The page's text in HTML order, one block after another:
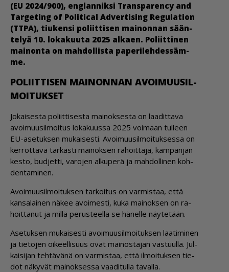
(EU 2024/900), eng­lan­nik­si Trans­pa­ren­cy and
Tar­ge­ting of Po­li­ti­cal Ad­ver­ti­sing Re­gu­la­ti­on
(TTPA), tiu­ken­si po­liit­ti­sen mai­non­nan sään­
te­lyä 10. lo­ka­kuu­ta 2025 al­ka­en. Po­liit­ti­nen
mai­non­ta on mah­dol­lis­ta pa­pe­ri­leh­des­säm­
me.
PO­LIIT­TI­SEN MAI­NON­NAN AVOI­MUU­SIL­
MOI­TUK­SET
Jo­kai­ses­ta po­liit­ti­ses­ta mai­nok­ses­ta on laa­dit­ta­va
avoi­muu­sil­moi­tus lo­ka­kuus­sa 2025 voi­maan tul­leen
EU-ase­tuk­sen mu­kai­ses­ti. Avoi­muu­sil­moi­tuk­ses­sa on
ker­rot­ta­va tar­kas­ti mai­nok­sen ra­hoit­ta­ja, kam­pan­jan
kes­to, bud­jet­ti, va­ro­jen al­ku­pe­rä ja mah­dol­li­nen koh­
den­ta­mi­nen.
Avoi­muu­sil­moi­tuk­sen tar­koi­tus on var­mis­taa, et­tä
kan­sa­lai­nen nä­kee avoi­mes­ti, kuka mai­nok­sen on ra­
hoit­ta­nut ja mil­lä pe­rus­teel­la se hä­nel­le näy­te­tään.
Ase­tuk­sen mu­kai­ses­ti avoi­muu­sil­moi­tuk­sen laa­ti­mi­nen
ja tie­to­jen oi­keel­li­suus ovat mai­nos­ta­jan vas­tuul­la. Jul­
kai­si­jan teh­tä­vä­nä on var­mis­taa, et­tä il­moi­tuk­sen tie­
dot nä­ky­vät mai­nok­ses­sa vaa­di­tul­la ta­val­la.